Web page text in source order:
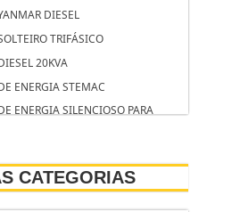
DIESEL
TRIFÁSICO
20KVA
ENERGIA STEMAC
ENERGIA SILENCIOSO PARA
ENERGIA RESIDENCIAL
CATEGORIAS